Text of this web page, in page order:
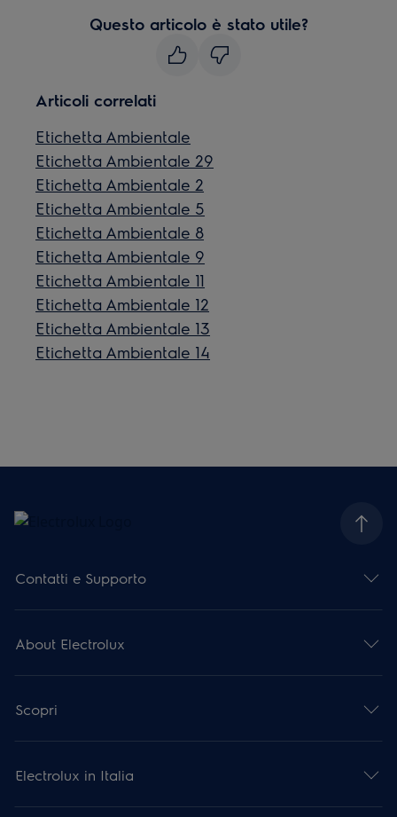
Questo articolo è stato utile?
Articoli correlati
Etichetta Ambientale
Etichetta Ambientale 29
Etichetta Ambientale 2
Etichetta Ambientale 5
Etichetta Ambientale 8
Etichetta Ambientale 9
Etichetta Ambientale 11
Etichetta Ambientale 12
Etichetta Ambientale 13
Etichetta Ambientale 14
Contatti e Supporto
About Electrolux
Scopri
Electrolux in Italia